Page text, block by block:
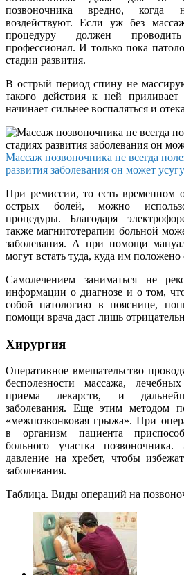
позвоночника вредно, когда
воздействуют. Если уж без
процедуру должен
профессионал. И только пока
стадии развития.
В острый период спину не
такого действия к ней
начинает сильнее воспаляться и
Массаж позвоночника не всегда
развития заболевания он может
При ремиссии, то есть временном
острых болей, можно
процедуры. Благодаря
также магнитотерапии больной
заболевания. А при помощи
могут встать туда, куда им
Самолечением заниматься не
информации о диагнозе и о том,
собой патологию в пояснице,
помощи врача даст лишь
Хирургия
Оперативное вмешательство
бесполезности массажа,
приема лекарств, и
заболевания. Еще этим методом
«межпозвонковая грыжа». При
в организм пациента
больного участка
давление на хребет, чтобы
заболевания.
Таблица. Виды операций на